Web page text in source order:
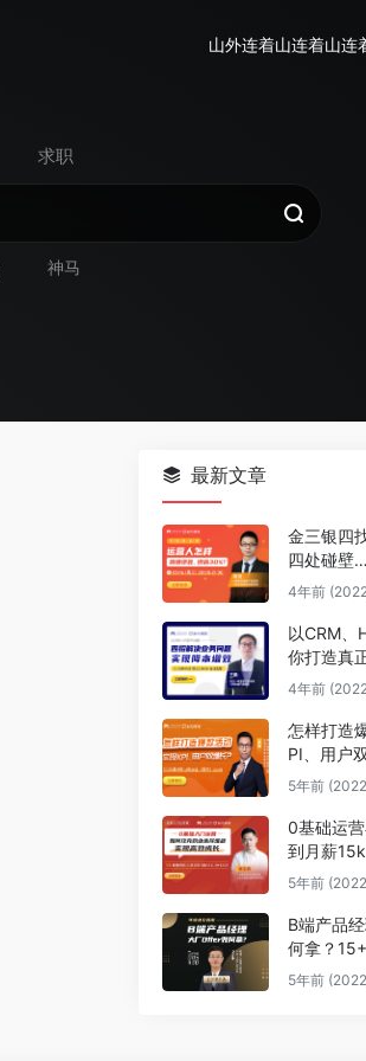
山外连着山连着山连
求职
神马
最新文章
金三银四
四处碰壁
4年前
以CRM、
你打造真
效的B端产
4年前
怎样打造
PI、用户
5年前
0基础运
到月薪
5年前
B端产品
何拿？
司机告诉
5年前